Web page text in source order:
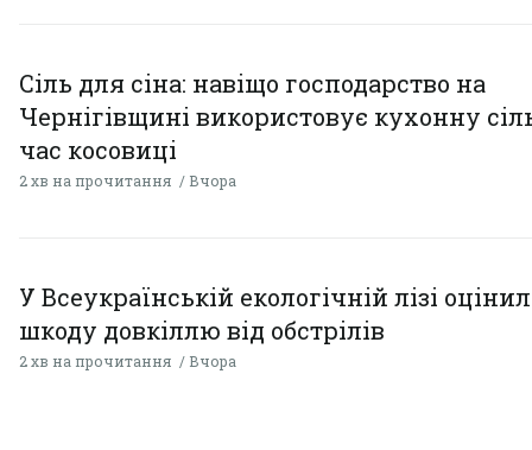
Сіль для сіна: навіщо господарство на
Чернігівщині використовує кухонну
час косовиці
2 хв на прочитання Вчора
У Всеукраїнській екологічній лізі
шкоду довкіллю від обстрілів
2 хв на прочитання Вчора